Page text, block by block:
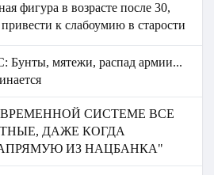
фигура в возрасте после 30,
к слабоумию в старости
Бунты, мятежи, распад армии...
СИСТЕМЕ ВСЕ
ДАЖЕ КОГДА
ИЗ НАЦБАНКА"